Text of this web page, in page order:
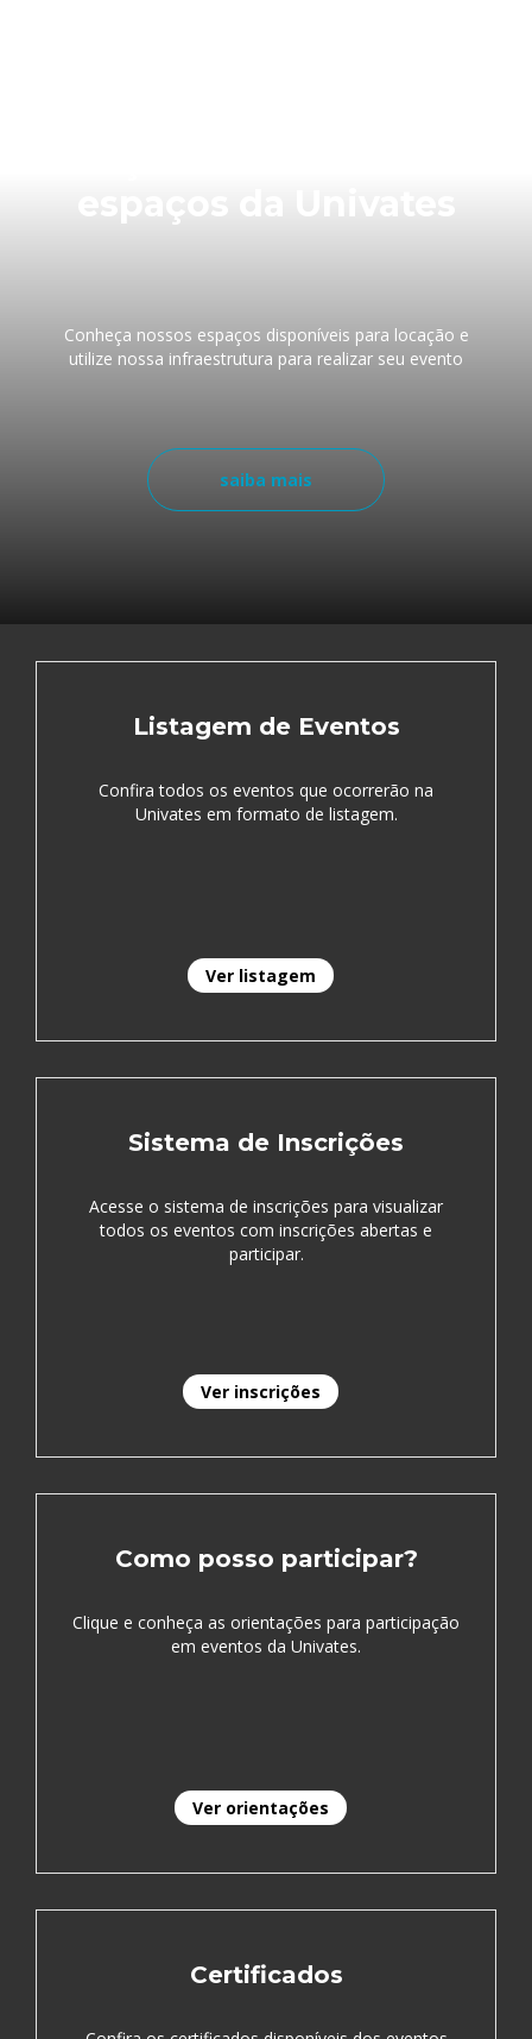
Conheça nossos espaços disponíveis para locação e
utilize nossa infraestrutura para realizar seu evento
saiba mais
Listagem de Eventos
Confira todos os eventos que ocorrerão na
Univates em formato de listagem.
Ver listagem
Sistema de Inscrições
Acesse o sistema de inscrições para visualizar
todos os eventos com inscrições abertas e
participar.
Ver inscrições
Como posso participar?
Clique e conheça as orientações para participação
em eventos da Univates.
Ver orientações
Certificados